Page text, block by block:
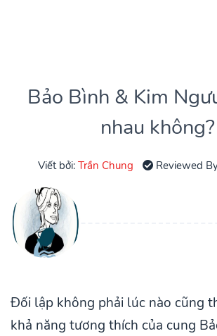
Bảo Bình & Kim
nhau không?
Viết bởi:Trần Chung Reviewed
Đối lập không phải lúc nào cũng
khả năng tương thích của cung